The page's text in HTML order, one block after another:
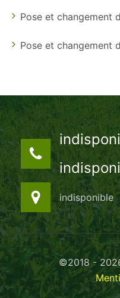
Pose et changement
Pose et changement
indisponible
©2018 -